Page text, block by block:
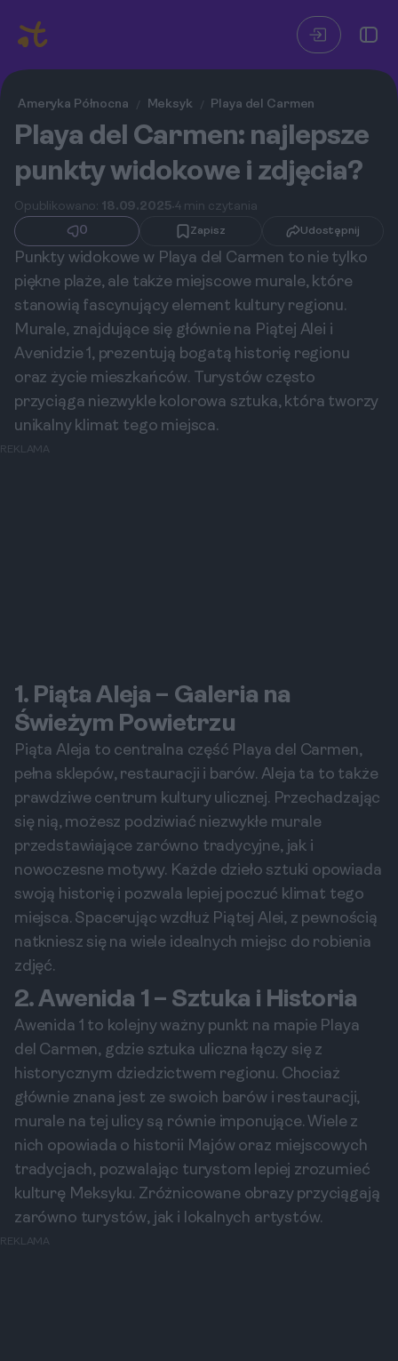
Ameryka Północna / Meksyk / Playa del Carmen
Playa del Carmen: najlepsze
punkty widokowe i zdjęcia?
Opublikowano: 18.09.2025 4 min czytania
0
Zapisz Udostępnij
Punkty widokowe w Playa del Carmen to nie tylko
piękne plaże, ale także miejscowe murale, które
stanowią fascynujący element kultury regionu.
Murale, znajdujące się głównie na Piątej Alei i
Avenidzie 1, prezentują bogatą historię regionu
oraz życie mieszkańców. Turystów często
przyciąga niezwykle kolorowa sztuka, która tworzy
unikalny klimat tego miejsca.
REKLAMA
1. Piąta Aleja – Galeria na
Świeżym Powietrzu
Piąta Aleja to centralna część Playa del Carmen,
pełna sklepów, restauracji i barów. Aleja ta to także
prawdziwe centrum kultury ulicznej. Przechadzając
się nią, możesz podziwiać niezwykłe murale
przedstawiające zarówno tradycyjne, jak i
nowoczesne motywy. Każde dzieło sztuki opowiada
swoją historię i pozwala lepiej poczuć klimat tego
miejsca. Spacerując wzdłuż Piątej Alei, z pewnością
natkniesz się na wiele idealnych miejsc do robienia
zdjęć.
2. Awenida 1 – Sztuka i Historia
Awenida 1 to kolejny ważny punkt na mapie Playa
del Carmen, gdzie sztuka uliczna łączy się z
historycznym dziedzictwem regionu. Chociaż
głównie znana jest ze swoich barów i restauracji,
murale na tej ulicy są równie imponujące. Wiele z
nich opowiada o historii Majów oraz miejscowych
tradycjach, pozwalając turystom lepiej zrozumieć
kulturę Meksyku. Zróżnicowane obrazy przyciągają
zarówno turystów, jak i lokalnych artystów.
REKLAMA